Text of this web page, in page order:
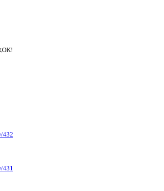
OK!
432
431